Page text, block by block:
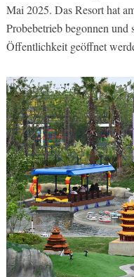
Mai 2025. Das Resort hat
Probebetrieb begonnen
Öffentlichkeit geöffnet